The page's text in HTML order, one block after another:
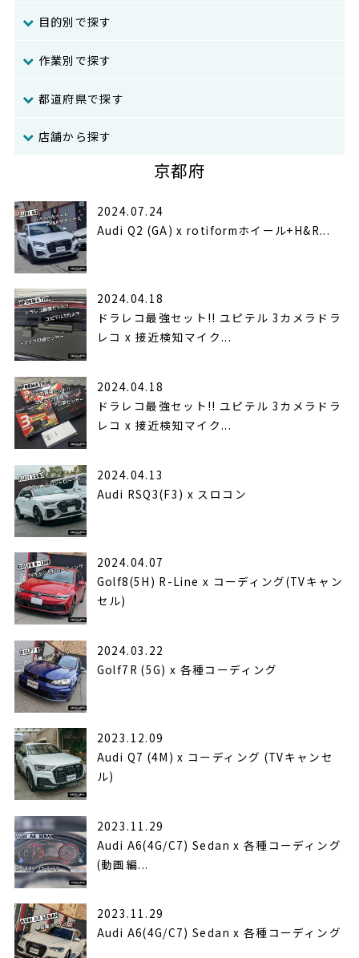
目的別で探す
作業別で探す
都道府県で探す
店舗から探す
京都府
2024.07.24
Audi Q2 (GA) x rotiformホイール+H&R...
2024.04.18
ドラレコ最強セット!! ユピテル 3カメラドラ
レコ x 接近検知マイク...
2024.04.18
ドラレコ最強セット!! ユピテル 3カメラドラ
レコ x 接近検知マイク...
2024.04.13
Audi RSQ3(F3) x スロコン
2024.04.07
Golf8(5H) R-Line x コーディング(TVキャン
セル)
2024.03.22
Golf7R (5G) x 各種コーディング
2023.12.09
Audi Q7 (4M) x コーディング (TVキャンセ
ル)
2023.11.29
Audi A6(4G/C7) Sedan x 各種コーディング
(動画編...
2023.11.29
Audi A6(4G/C7) Sedan x 各種コーディング